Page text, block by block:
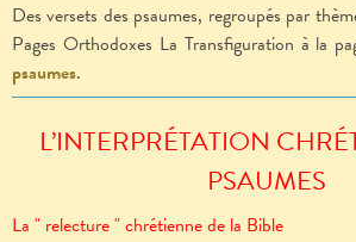
Des versets des psaumes, regroupés par
Pages Orthodoxes La Transfiguration à la
psaumes.
L’INTERPRÉTATION
PSAUMES
La " relecture " chrétienne de la Bible